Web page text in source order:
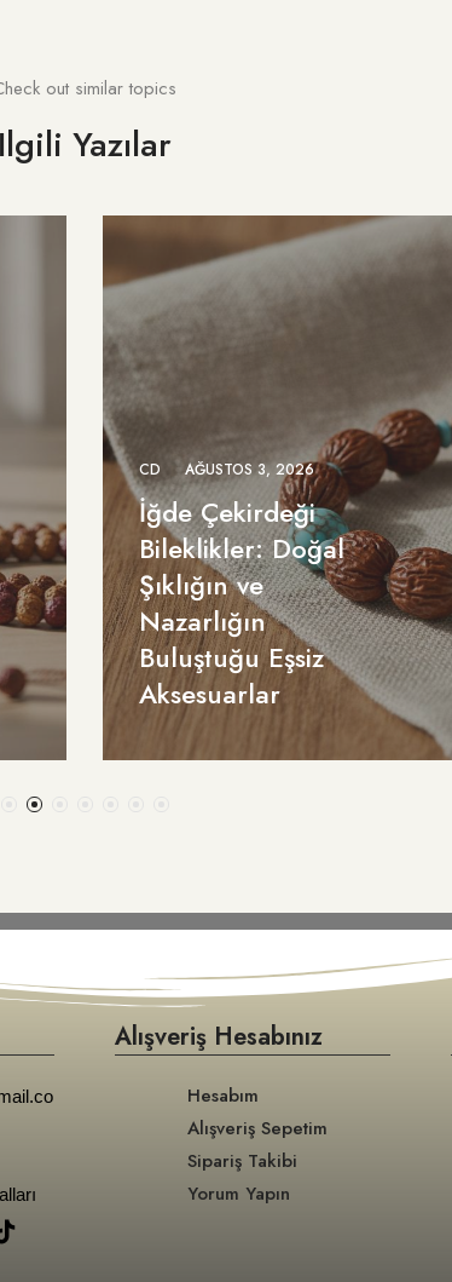
out similar topics
Ilgili Yazılar
CD AĞUSTOS 3, 2026
İğde Çekirdeği
Bileklikler: Doğal
Şıklığın ve
Nazarlığın
Buluştuğu Eşsiz
Aksesuarlar
Alışveriş Hesabınız
Hesabım
Alışveriş Sepetim
Sipariş Takibi
Yorum Yapın